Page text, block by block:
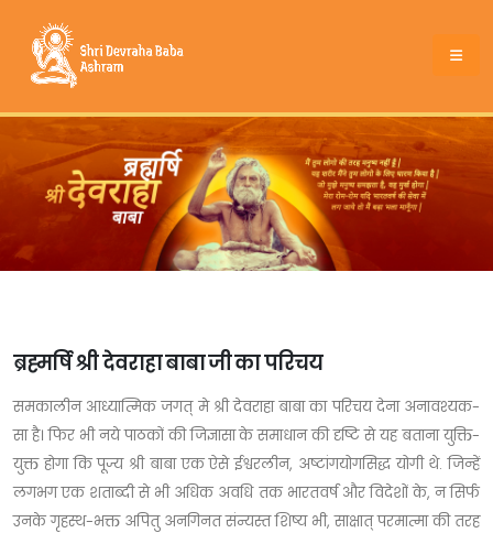
ब्रह्मर्षि श्री देवराहा बाबा जी का परिचय
समकालीन आध्यात्मिक जगत् मे श्री देवराहा बाबा का परिचय देना अनावश्यक-
सा है। फिर भी नये पाठकों की जिज्ञासा के समाधान की दृष्टि से यह बताना युक्ति-
युक्त होगा कि पूज्य श्री बाबा एक ऐसे ईश्वरलीन, अष्टांगयोगसिद्ध योगी थे. जिन्हें
लगभग एक शताब्दी से भी अधिक अवधि तक भारतवर्ष और विदेशों के, न सिर्फ
उनके गृहस्थ-भक्त अपितु अनगिनत संन्यस्त शिष्य भी, साक्षात् परमात्मा की तरह